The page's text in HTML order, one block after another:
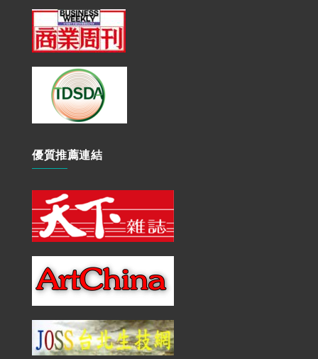
優質推薦連結